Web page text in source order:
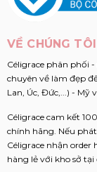
VỀ CHÚNG TÔI
Céligrace phân phối
chuyên về làm đẹp
Lan, Úc, Đức,...) - Mỹ
Céligrace cam kết
chính hãng. Nếu
Céligrace nhận order
hàng lẻ với kho sở